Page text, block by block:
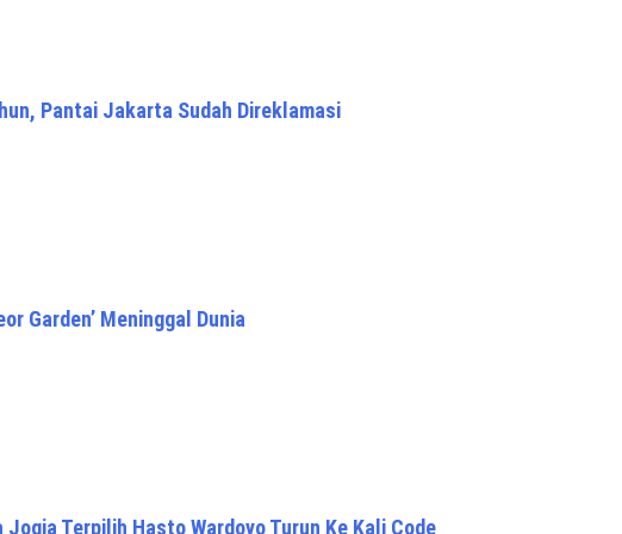
Pantai Jakarta Sudah Direklamasi
Garden’ Meninggal Dunia
Terpilih Hasto Wardoyo Turun Ke Kali Code